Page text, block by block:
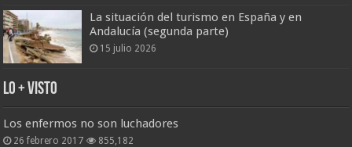
La situación del turismo en España y en
Andalucía (segunda parte)
15 julio 2026
Lo + Visto
Los enfermos no son luchadores
26 febrero 2017 855,182